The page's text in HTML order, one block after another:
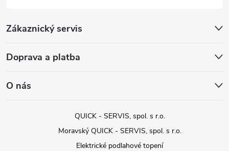
Zákaznický servis
Doprava a platba
O nás
QUICK - SERVIS, spol. s r.o.
Moravský QUICK - SERVIS, spol. s r.o.
Elektrické podlahové topení